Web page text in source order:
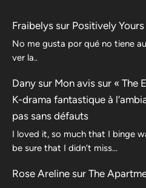
Fraibelys sur Positively Yours
No me gusta por qué no tiene
ver la..
Dany sur Mon avis sur « The
K-drama fantastique à
pas sans défauts
I loved it, so much that I binge
be sure that I didn’t miss…
Rose Areline sur The